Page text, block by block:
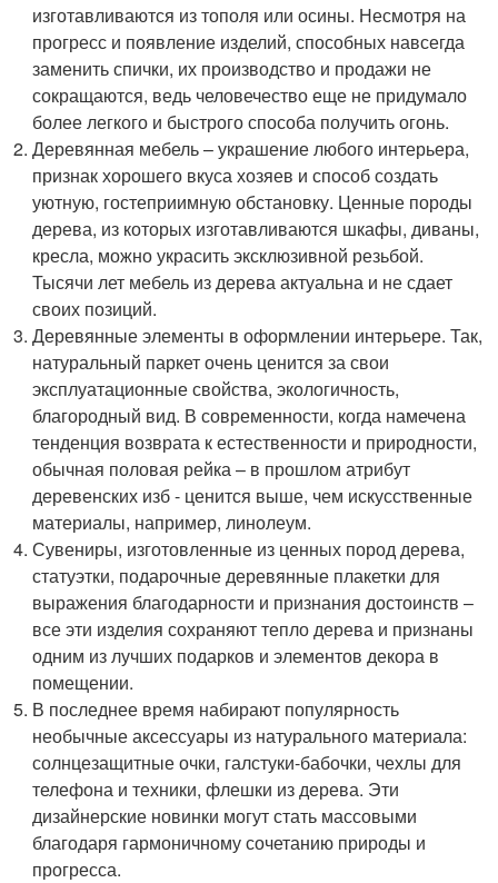
изготавливаются из тополя или осины. Несмотря на
прогресс и появление изделий, способных навсегда
заменить спички, их производство и продажи не
сокращаются, ведь человечество еще не придумало
более легкого и быстрого способа получить огонь.
Деревянная мебель – украшение любого интерьера,
признак хорошего вкуса хозяев и способ создать
уютную, гостеприимную обстановку. Ценные породы
дерева, из которых изготавливаются шкафы, диваны,
кресла, можно украсить эксклюзивной резьбой.
Тысячи лет мебель из дерева актуальна и не сдает
своих позиций.
Деревянные элементы в оформлении интерьере. Так,
натуральный паркет очень ценится за свои
эксплуатационные свойства, экологичность,
благородный вид. В современности, когда намечена
тенденция возврата к естественности и природности,
обычная половая рейка – в прошлом атрибут
деревенских изб - ценится выше, чем искусственные
материалы, например, линолеум.
Сувениры, изготовленные из ценных пород дерева,
статуэтки, подарочные деревянные плакетки для
выражения благодарности и признания достоинств –
все эти изделия сохраняют тепло дерева и признаны
одним из лучших подарков и элементов декора в
помещении.
В последнее время набирают популярность
необычные аксессуары из натурального материала:
солнцезащитные очки, галстуки-бабочки, чехлы для
телефона и техники, флешки из дерева. Эти
дизайнерские новинки могут стать массовыми
благодаря гармоничному сочетанию природы и
прогресса.